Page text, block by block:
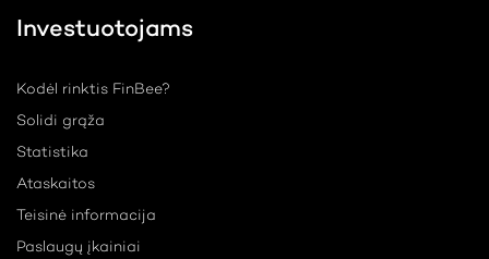
Investuotojams
Kodėl rinktis FinBee?
Solidi grąža
Statistika
Ataskaitos
Teisinė informacija
Paslaugų įkainiai